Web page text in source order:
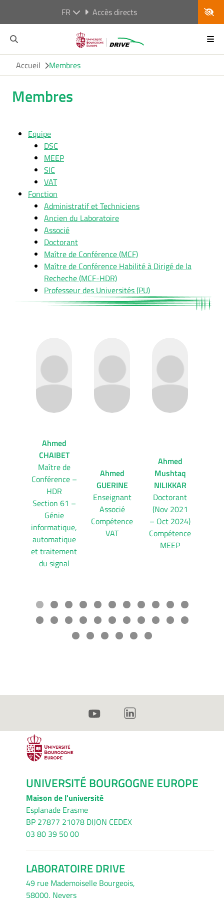
FR Accès directs
Accueil Membres
Membres
Equipe
DSC
MEEP
SIC
VAT
Fonction
Administratif et Techniciens
Ancien du Laboratoire
Associé
Doctorant
Maître de Conférence (MCF)
Maître de Conférence Habilité à Dirigé de la
Recheche (MCF-HDR)
Professeur des Universités (PU)
Ahmed
CHAIBET
Maître de
Conférence –
HDR
Section 61 –
Génie
informatique,
automatique
et traitement
du signal
Ahmed
GUERINE
Enseignant
Associé
Compétence
VAT
Ahmed
Mushtaq
NILIKKAR
Doctorant
(Nov 2021
– Oct 2024)
Compétence
MEEP
UNIVERSITÉ BOURGOGNE EUROPE
Maison de l'université
Esplanade Erasme
BP 27877 21078 DIJON CEDEX
03 80 39 50 00
LABORATOIRE DRIVE
49 rue Mademoiselle Bourgeois,
58000, Nevers